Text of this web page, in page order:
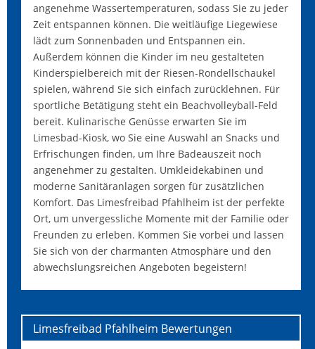
angenehme Wassertemperaturen, sodass Sie zu jeder
Zeit entspannen können. Die weitläufige Liegewiese
lädt zum Sonnenbaden und Entspannen ein.
Außerdem können die Kinder im neu gestalteten
Kinderspielbereich mit der Riesen-Rondellschaukel
spielen, während Sie sich einfach zurücklehnen. Für
sportliche Betätigung steht ein Beachvolleyball-Feld
bereit. Kulinarische Genüsse erwarten Sie im
Limesbad-Kiosk, wo Sie eine Auswahl an Snacks und
Erfrischungen finden, um Ihre Badeauszeit noch
angenehmer zu gestalten. Umkleidekabinen und
moderne Sanitäranlagen sorgen für zusätzlichen
Komfort. Das Limesfreibad Pfahlheim ist der perfekte
Ort, um unvergessliche Momente mit der Familie oder
Freunden zu erleben. Kommen Sie vorbei und lassen
Sie sich von der charmanten Atmosphäre und den
abwechslungsreichen Angeboten begeistern!
Limesfreibad Pfahlheim Bewertungen